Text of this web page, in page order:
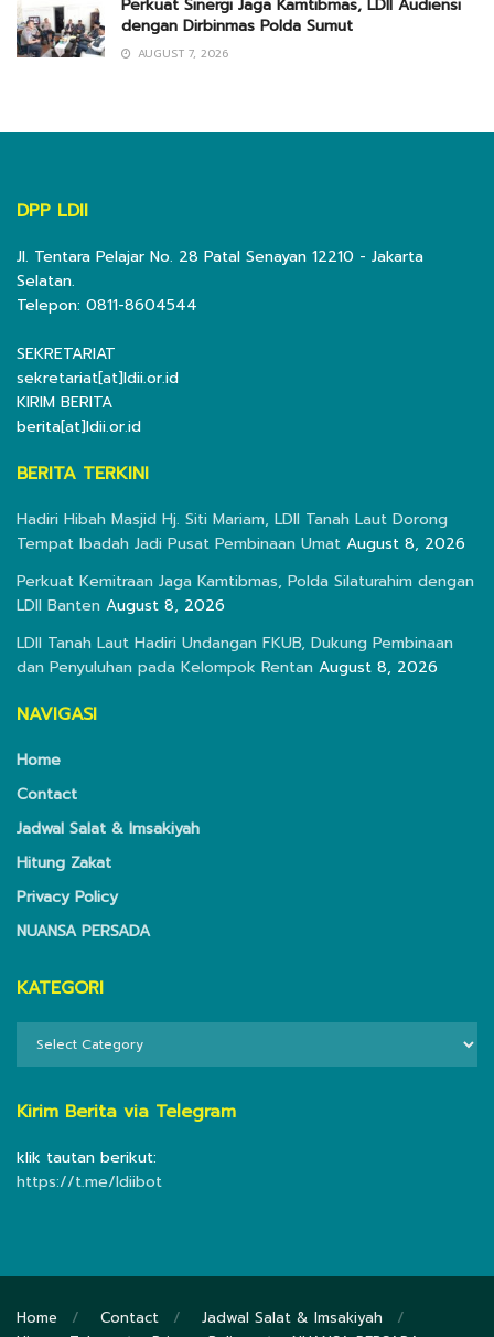
Perkuat Sinergi Jaga Kamtibmas, LDII Audiensi
dengan Dirbinmas Polda Sumut
AUGUST 7, 2026
DPP LDII
Jl. Tentara Pelajar No. 28 Patal Senayan 12210 - Jakarta
Selatan.
Telepon: 0811-8604544
SEKRETARIAT
sekretariat[at]ldii.or.id
KIRIM BERITA
berita[at]ldii.or.id
BERITA TERKINI
Hadiri Hibah Masjid Hj. Siti Mariam, LDII Tanah Laut Dorong
Tempat Ibadah Jadi Pusat Pembinaan Umat August 8, 2026
Perkuat Kemitraan Jaga Kamtibmas, Polda Silaturahim dengan
LDII Banten August 8, 2026
LDII Tanah Laut Hadiri Undangan FKUB, Dukung Pembinaan
dan Penyuluhan pada Kelompok Rentan August 8, 2026
NAVIGASI
Home
Contact
Jadwal Salat & Imsakiyah
Hitung Zakat
Privacy Policy
NUANSA PERSADA
KATEGORI
Kirim Berita via Telegram
klik tautan berikut:
https://t.me/ldiibot
Home Contact
Jadwal Salat & Imsakiyah